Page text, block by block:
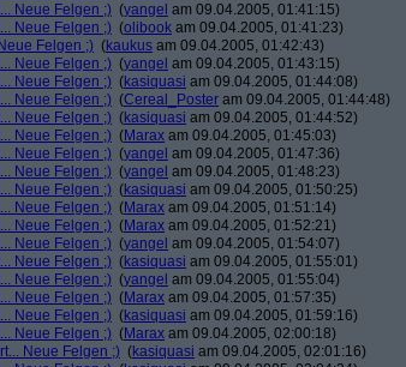
Neue Felgen ;) (yangel am 09.04.2005, 01:41:15)
Neue Felgen ;) (olibook am 09.04.2005, 01:41:23)
Felgen ;) (kaukus am 09.04.2005, 01:42:43)
Neue Felgen ;) (yangel am 09.04.2005, 01:43:15)
Neue Felgen ;) (kasiquasi am 09.04.2005, 01:44:08)
Neue Felgen ;) (Cereal_Poster am 09.04.2005, 01:44:48)
Neue Felgen ;) (kasiquasi am 09.04.2005, 01:44:52)
Neue Felgen ;) (Marax am 09.04.2005, 01:45:03)
Neue Felgen ;) (yangel am 09.04.2005, 01:47:36)
Neue Felgen ;) (yangel am 09.04.2005, 01:48:23)
Neue Felgen ;) (kasiquasi am 09.04.2005, 01:50:25)
Neue Felgen ;) (Marax am 09.04.2005, 01:51:14)
Neue Felgen ;) (Marax am 09.04.2005, 01:52:21)
Neue Felgen ;) (yangel am 09.04.2005, 01:54:07)
Neue Felgen ;) (kasiquasi am 09.04.2005, 01:55:01)
Neue Felgen ;) (yangel am 09.04.2005, 01:55:04)
Neue Felgen ;) (Marax am 09.04.2005, 01:57:35)
Neue Felgen ;) (kasiquasi am 09.04.2005, 01:59:16)
Neue Felgen ;) (Marax am 09.04.2005, 02:00:18)
Neue Felgen ;) (kasiquasi am 09.04.2005, 02:01:16)